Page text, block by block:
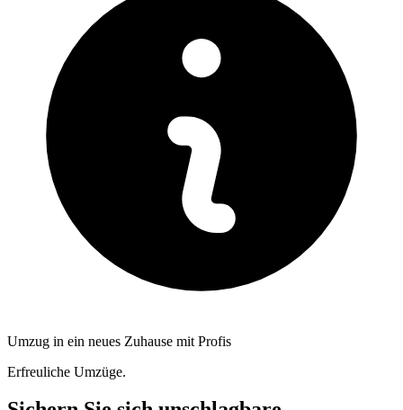
Umzug in ein neues Zuhause mit Profis
Erfreuliche Umzüge.